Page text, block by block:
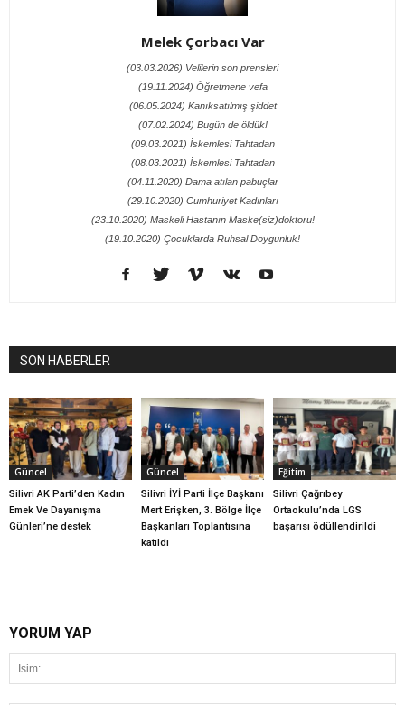
Melek Çorbacı Var
(03.03.2026) Velilerin son prensleri
(19.11.2024) Öğretmene vefa
(06.05.2024) Kanıksatılmış şiddet
(07.02.2024) Bugün de öldük!
(09.03.2021) İskemlesi Tahtadan
(08.03.2021) İskemlesi Tahtadan
(04.11.2020) Dama atılan pabuçlar
(29.10.2020) Cumhuriyet Kadınları
(23.10.2020) Maskeli Hastanın Maske(siz)doktoru!
(19.10.2020) Çocuklarda Ruhsal Doygunluk!
SON HABERLER
Güncel
Silivri AK Parti’den Kadın
Emek Ve Dayanışma
Günleri’ne destek
Güncel
Silivri İYİ Parti İlçe Başkanı
Mert Erişken, 3. Bölge İlçe
Başkanları Toplantısına
katıldı
Eğitim
Silivri Çağrıbey
Ortaokulu’nda LGS
başarısı ödüllendirildi
YORUM YAP